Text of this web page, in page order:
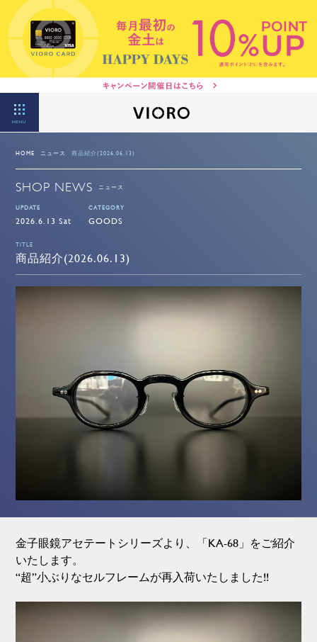
MENU
HOME ニュース 商品紹介(2026.06.13)
SHOP NEWS ニュース
UPDATE
2026.6.13 Sat
CATEGORY
GOODS
TITLE
商品紹介(2026.06.13)
金子眼鏡アセテートシリーズより、「KA-68」をご紹介
いたします。
“超”小ぶりなセルフレームが再入荷いたしました!!